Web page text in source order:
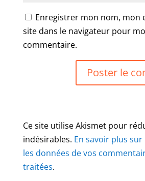
Enregistrer mon nom, mon
site dans le navigateur pour
commentaire.
Ce site utilise Akismet pour
indésirables. En savoir plus
les données de vos
traitées.